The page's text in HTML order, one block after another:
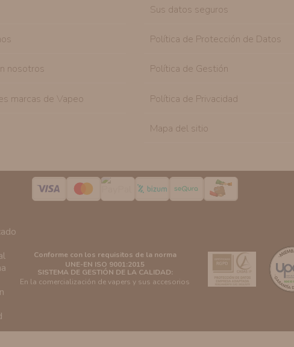
nosotros
marcas de Vapeo
Sus datos seguros
Política de Protección de Datos
Política de Gestión
Política de Privacidad
Mapa del sitio
Conforme con los requisitos de la norma
UNE-EN ISO 9001:2015
SISTEMA DE GESTIÓN DE LA CALIDAD:
En la comercialización de vapers y sus accesorios